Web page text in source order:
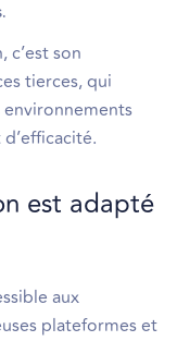
son
tierces, qui
est adapté
aux
plateformes et